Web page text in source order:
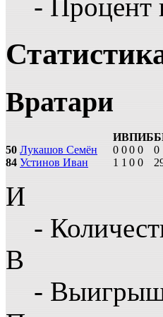
- Процент
Вратари
ИВПИБ
50 Лукашов Семён 0 00 0 0
84 Устинов Иван 1 1 0 0
И
-
В
-